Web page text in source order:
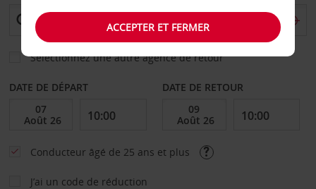
Sélectionnez une autre agence de retour
DATE DE DÉPART DATE DE RETOUR
Conducteur âgé de 25 ans et plus
J’ai un code de réduction
ACCEPTER ET FERMER